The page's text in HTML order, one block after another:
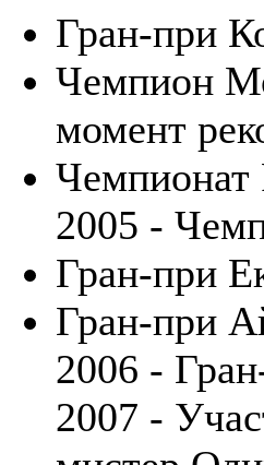
Гран-при
Чемпион
момент
Чемпионат
2005 -
Гран-при
Гран-при
2006 -
2007 -